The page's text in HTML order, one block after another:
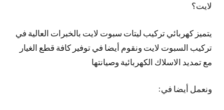
لايت؟
يتميز كهربائي تركيب ليتات سبوت لايت بالخبرات العالية في
تركيب السبوت لايت ونقوم أيضا في توفير كافة قطع الغيار
مع تمديد الاسلاك الكهربائية وصيانتها
ونعمل أيضا في: